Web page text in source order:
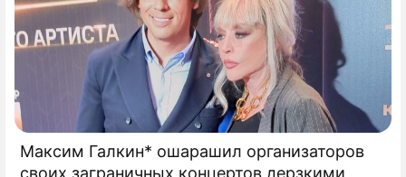
Ученые сочли отношение россиян к
коронавирусу неадекватным
Минздрав: Свободных коек для
больных коронавирусом в России почти
Максим Галкин* ошарашил организаторов
своих заграничных концертов дерзкими